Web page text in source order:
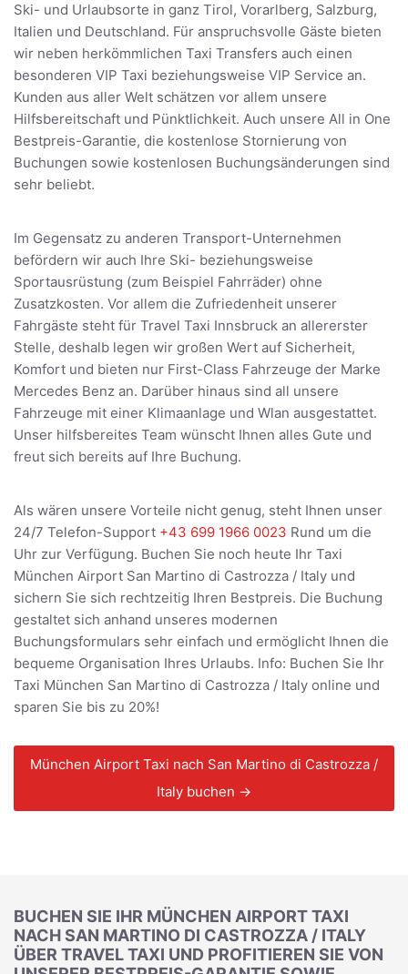
Ski- und Urlaubsorte in ganz Tirol, Vorarlberg, Salzburg,
Italien und Deutschland. Für anspruchsvolle Gäste bieten
wir neben herkömmlichen Taxi Transfers auch einen
besonderen VIP Taxi beziehungsweise VIP Service an.
Kunden aus aller Welt schätzen vor allem unsere
Hilfsbereitschaft und Pünktlichkeit. Auch unsere All in One
Bestpreis-Garantie, die kostenlose Stornierung von
Buchungen sowie kostenlosen Buchungsänderungen sind
sehr beliebt.
Im Gegensatz zu anderen Transport-Unternehmen
befördern wir auch Ihre Ski- beziehungsweise
Sportausrüstung (zum Beispiel Fahrräder) ohne
Zusatzkosten. Vor allem die Zufriedenheit unserer
Fahrgäste steht für Travel Taxi Innsbruck an allererster
Stelle, deshalb legen wir großen Wert auf Sicherheit,
Komfort und bieten nur First-Class Fahrzeuge der Marke
Mercedes Benz an. Darüber hinaus sind all unsere
Fahrzeuge mit einer Klimaanlage und Wlan ausgestattet.
Unser hilfsbereites Team wünscht Ihnen alles Gute und
freut sich bereits auf Ihre Buchung.
Als wären unsere Vorteile nicht genug, steht Ihnen unser
24/7 Telefon-Support +43 699 1966 0023 Rund um die
Uhr zur Verfügung. Buchen Sie noch heute Ihr Taxi
München Airport San Martino di Castrozza / Italy und
sichern Sie sich rechtzeitig Ihren Bestpreis. Die Buchung
gestaltet sich anhand unseres modernen
Buchungsformulars sehr einfach und ermöglicht Ihnen die
bequeme Organisation Ihres Urlaubs. Info: Buchen Sie Ihr
Taxi München San Martino di Castrozza / Italy online und
sparen Sie bis zu 20%!
München Airport Taxi nach San Martino di Castrozza /
Italy buchen →
BUCHEN SIE IHR MÜNCHEN AIRPORT TAXI
NACH SAN MARTINO DI CASTROZZA / ITALY
ÜBER TRAVEL TAXI UND PROFITIEREN SIE VON